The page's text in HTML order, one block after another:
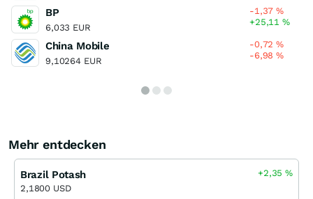
BP
6,033 EUR
-1,37%
+25,11%
China Mobile
9,10264 EUR
-0,72%
-6,98%
Mehr entdecken
Brazil Potash
2,1800 USD
+2,35%